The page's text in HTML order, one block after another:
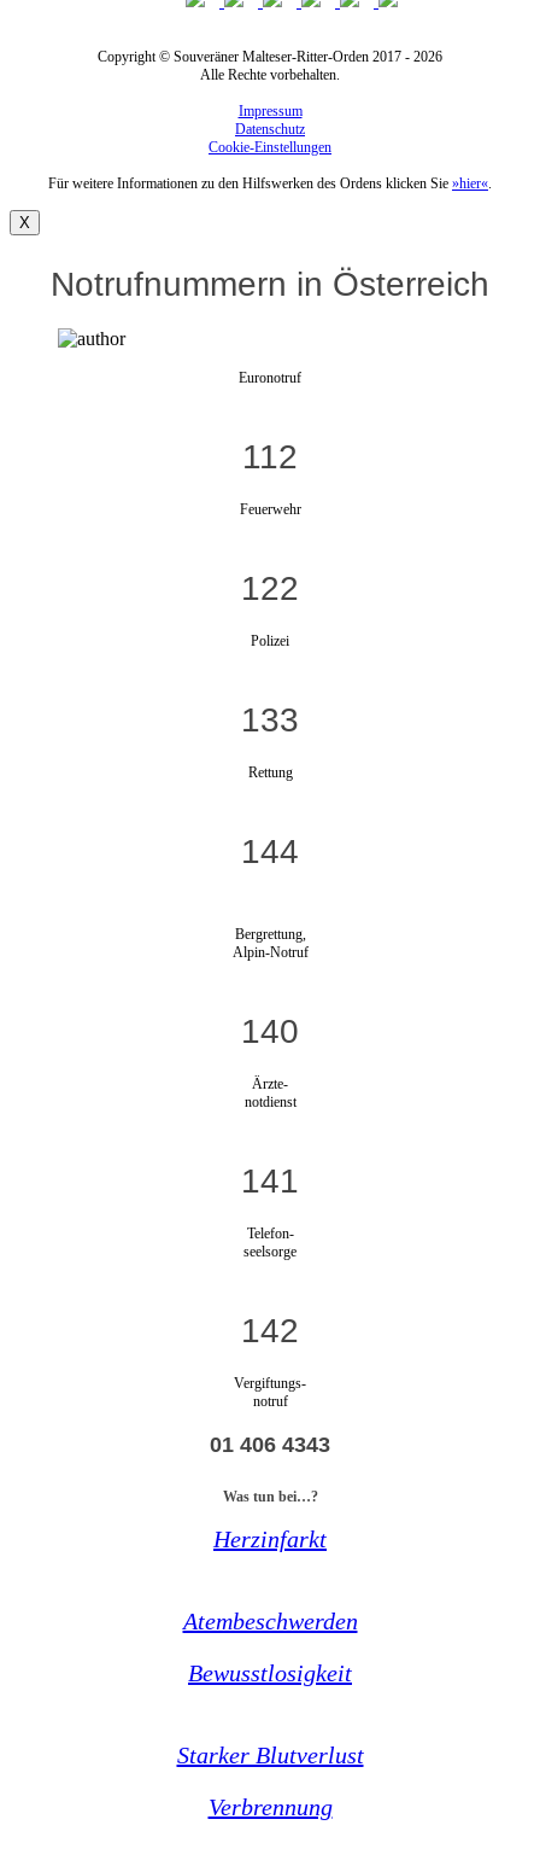
Copyright © Souveräner Malteser-Ritter-Orden 2017 - 2026
Alle Rechte vorbehalten.
Impressum
Datenschutz
Cookie-Einstellungen
Für weitere Informationen zu den Hilfswerken des Ordens klicken Sie »hier«.
X
Notrufnummern in Österreich
Euronotruf
112
Feuerwehr
122
Polizei
133
Rettung
144
Bergrettung,
Alpin-Notruf
140
Ärzte-
notdienst
141
Telefon-
seelsorge
142
Vergiftungs-
notruf
01 406 4343
Was tun bei…?
Herzinfarkt
Atembeschwerden
Bewusstlosigkeit
Starker Blutverlust
Verbrennung